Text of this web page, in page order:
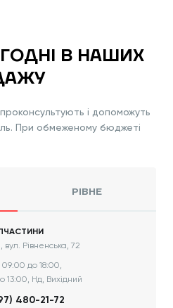
В НАШИХ
і допоможуть
При обмеженому бюджеті
РІВНЕ
вул. Рівненська, 72
09:00 до 18:00,
13:00, Нд, Вихідний
480-21-72